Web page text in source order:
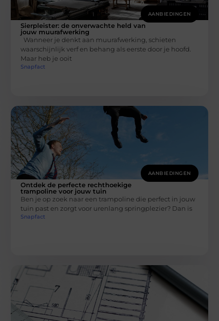
AANBIEDINGEN
Sierpleister: de onverwachte held van
jouw muurafwerking
Wanneer je denkt aan muurafwerking, schieten
waarschijnlijk verf en behang als eerste door je hoofd.
Maar heb je ooit
Snapfact
AANBIEDINGEN
Ontdek de perfecte rechthoekige
trampoline voor jouw tuin
Ben je op zoek naar een trampoline die perfect in jouw
tuin past en zorgt voor urenlang springplezier? Dan is
Snapfact